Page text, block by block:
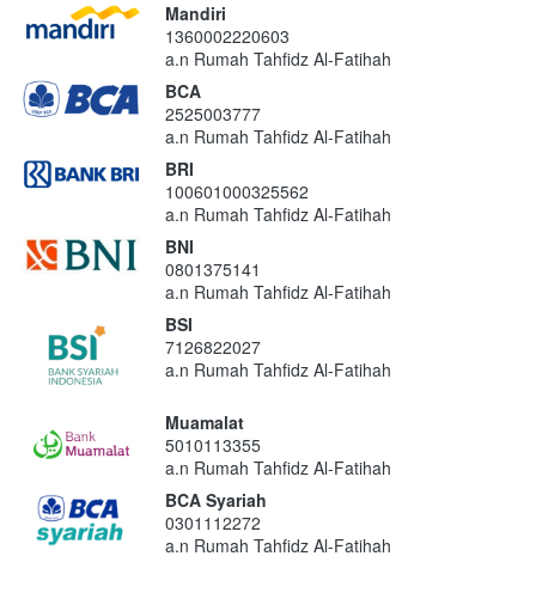
Mandiri
1360002220603
a.n Rumah Tahfidz Al-Fatihah
BCA
2525003777
a.n Rumah Tahfidz Al-Fatihah
BRI
100601000325562
a.n Rumah Tahfidz Al-Fatihah
BNI
0801375141
a.n Rumah Tahfidz Al-Fatihah
BSI
7126822027
a.n Rumah Tahfidz Al-Fatihah
Muamalat
5010113355
a.n Rumah Tahfidz Al-Fatihah
BCA Syariah
0301112272
a.n Rumah Tahfidz Al-Fatihah